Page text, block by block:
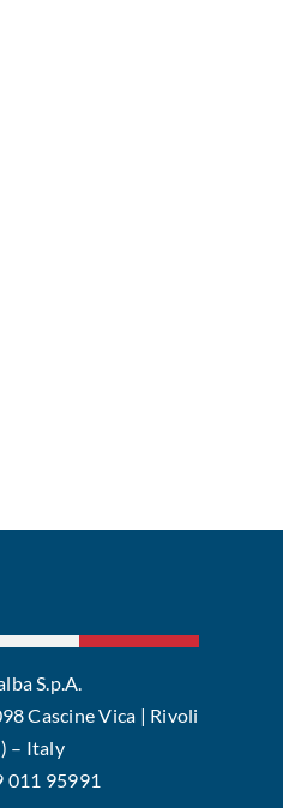
S.p.A.
Cascine Vica | Rivoli
– Italy
011 95991